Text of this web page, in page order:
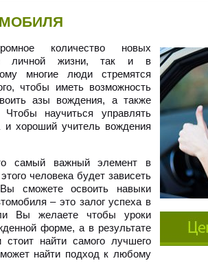
количество новых
в личной жизни, так и в
многие люди стремятся
чтобы иметь возможность
азы вождения, а также
Чтобы научиться управлять
хороший учитель вождения
самый важный элемент в
человека будет зависеть
сможете освоить навыки
– это залог успеха в
Вы желаете чтобы уроки
форме, а в результате
найти самого лучшего
найти подход к любому